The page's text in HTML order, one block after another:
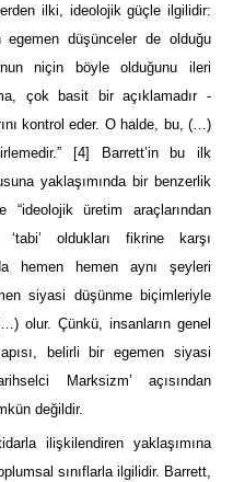
ilki, ideolojik güçle ilgilidir:
egemen düşünceler de olduğu
niçin böyle olduğunu ileri
çok basit bir açıklamadır -
kontrol eder. O halde, bu, (…)
[4]
Barrett’in bu ilk
yaklaşımında bir benzerlik
üretim araçlarından
oldukları fikrine karşı
hemen hemen aynı şeyleri
siyasi düşünme biçimleriyle
olur. Çünkü, insanların genel
belirli bir egemen siyasi
Marksizm’ açısından
değildir.
ilişkilendiren yaklaşımına
sınıflarla ilgilidir. Barrett,